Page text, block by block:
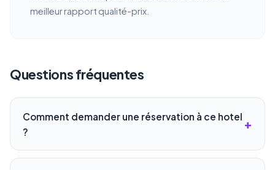
meilleur rapport qualité-prix.
Questions fréquentes
Comment demander une réservation à ce hotel
?